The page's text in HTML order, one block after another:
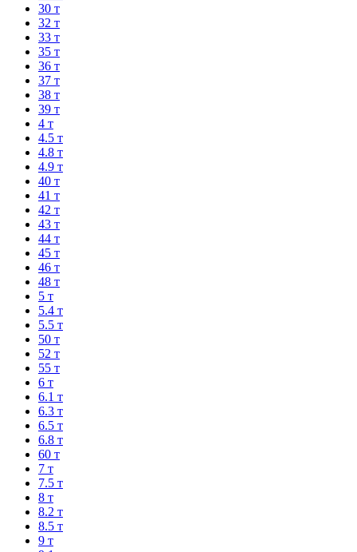
30 т
32 т
33 т
35 т
36 т
37 т
38 т
39 т
4 т
4.5 т
4.8 т
4.9 т
40 т
41 т
42 т
43 т
44 т
45 т
46 т
48 т
5 т
5.4 т
5.5 т
50 т
52 т
55 т
6 т
6.1 т
6.3 т
6.5 т
6.8 т
60 т
7 т
7.5 т
8 т
8.2 т
8.5 т
9 т